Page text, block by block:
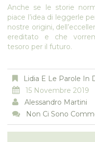
Anche se le storie
piace l’idea di leggerle
nostre origini,
ereditato e che
tesoro per il futuro.
Lidia E Le Parole In
15 Novembre 2019
Alessandro Martini
Non Ci Sono